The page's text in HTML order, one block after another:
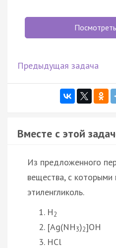
Предыдущая задача
Вместе с этой
Из предложенного
вещества, с которыми
этиленгликоль.
H2
[Ag(NH3)2]OH
HCl